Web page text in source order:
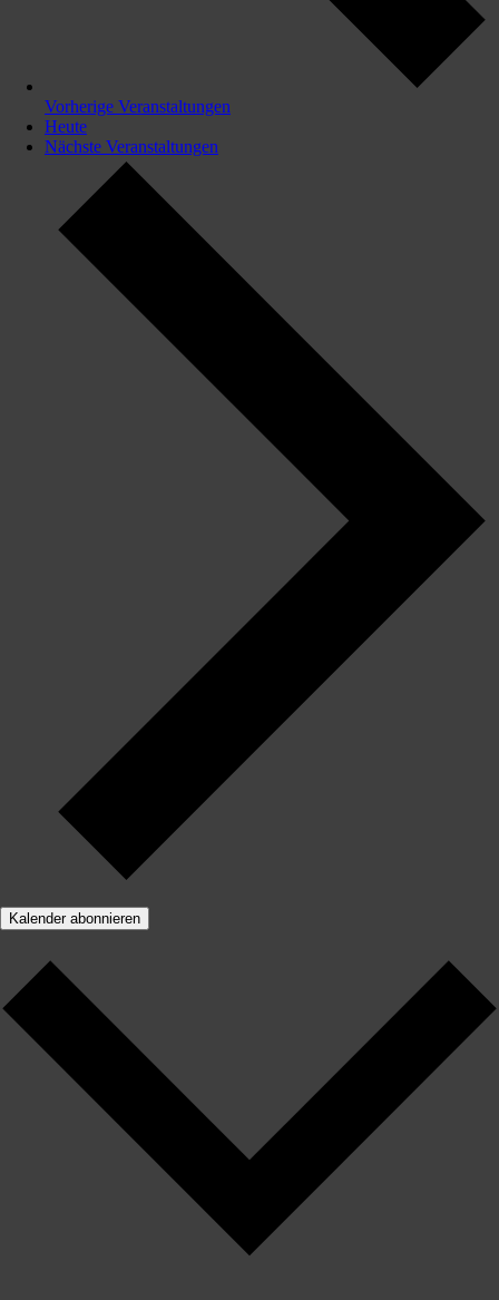
Vorherige Veranstaltungen
Heute
Nächste Veranstaltungen
Kalender abonnieren